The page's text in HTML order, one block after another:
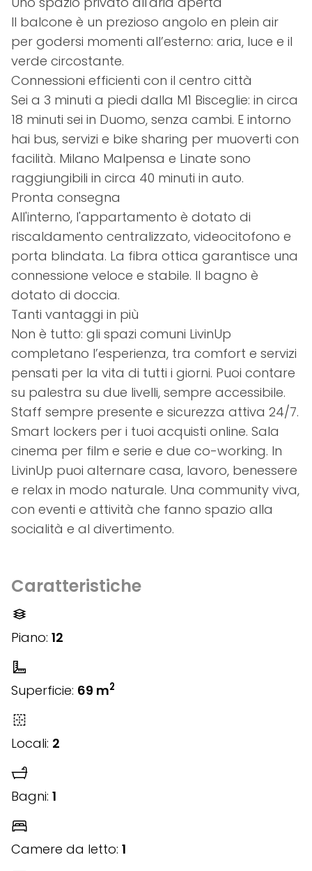
Il balcone è un prezioso angolo en plein air
per godersi momenti all’esterno: aria, luce e il
verde circostante.
Connessioni efficienti con il centro città
Sei a 3 minuti a piedi dalla M1 Bisceglie: in circa
18 minuti sei in Duomo, senza cambi. E intorno
hai bus, servizi e bike sharing per muoverti con
facilità. Milano Malpensa e Linate sono
raggiungibili in circa 40 minuti in auto.
Pronta consegna
All'interno, l'appartamento è dotato di
riscaldamento centralizzato, videocitofono e
porta blindata. La fibra ottica garantisce una
connessione veloce e stabile. Il bagno è
dotato di doccia.
Tanti vantaggi in più
Non è tutto: gli spazi comuni LivinUp
completano l’esperienza, tra comfort e servizi
pensati per la vita di tutti i giorni. Puoi contare
su palestra su due livelli, sempre accessibile.
Staff sempre presente e sicurezza attiva 24/7.
Smart lockers per i tuoi acquisti online. Sala
cinema per film e serie e due co-working. In
LivinUp puoi alternare casa, lavoro, benessere
e relax in modo naturale. Una community viva,
con eventi e attività che fanno spazio alla
socialità e al divertimento.
Caratteristiche
Piano: 12
Superficie: 69 m2
Locali: 2
Bagni: 1
Camere da letto: 1